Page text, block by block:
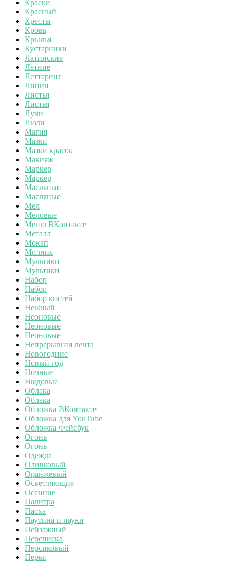
Краски
Красный
Кресты
Кровь
Крылья
Кустарники
Латинские
Летние
Леттеринг
Линии
Листья
Листья
Лучи
Люди
Магия
Мазки
Мазки красок
Макияж
Маркер
Маркер
Масляные
Масляные
Мел
Меловые
Меню ВКонтакте
Металл
Мокап
Молния
Мультики
Мультики
Набор
Набор
Набор кистей
Нежный
Неоновые
Неоновые
Неоновые
Непрерывная лента
Новогодние
Новый год
Ночные
Нюдовые
Облака
Облака
Обложка ВКонтакте
Обложка для YouTube
Обложка Фейсбук
Огонь
Огонь
Одежда
Оливковый
Оранжевый
Осветляющие
Осенние
Палитра
Пасха
Паутина и пауки
Пейзажный
Переписка
Персиковый
Перья